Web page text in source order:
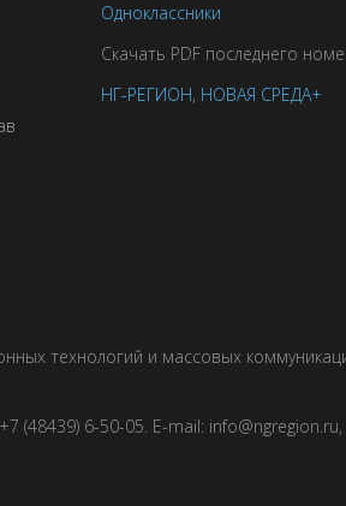
Одноклассники
Скачать PDF последнего
НГ-РЕГИОН, НОВАЯ СРЕДА+
технологий и массовых
(48439) 6-50-05. E-mail: info@ngregion.ru,